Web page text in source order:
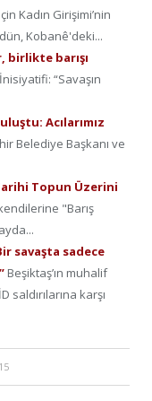
Kadın Girişimi’nin
dün, Kobanê'deki...
birlikte barışı
“Savaşın
Acılarımız
Belediye Başkanı ve
Tarihi Topun Üzerini
"Barış
savaşta sadece
Beşiktaş’ın muhalif
saldırılarına karşı